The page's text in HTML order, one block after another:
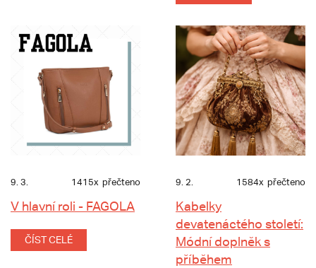
9. 3. 1415x přečteno
V hlavní roli - FAGOLA
ČÍST CELÉ
9. 2. 1584x přečteno
Kabelky
devatenáctého století:
Módní doplněk s
příběhem